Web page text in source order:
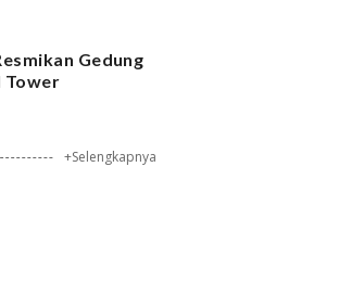
Gedung
Tower
+Selengkapnya